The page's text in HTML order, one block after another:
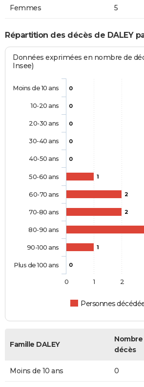
Femmes 5
Répartition des décès de DALEY
Données exprimées en nombre de
Insee)
0
0
0
0
0
1
2
2
1
0
Personnes
Moins de 10 ans
10-20 ans
20-30 ans
30-40 ans
40-50 ans
50-60 ans
60-70 ans
70-80 ans
80-90 ans
90-100 ans
Plus de 100 ans
0 1 2
Famille DALEY
Nombre
décès
Moins de 10 ans 0